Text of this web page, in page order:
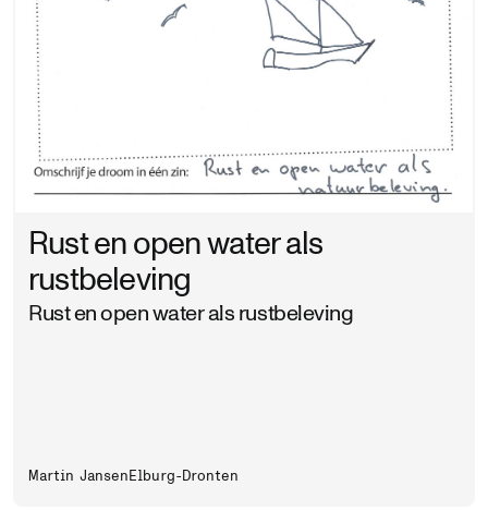
Rust en open water als
rustbeleving
Rust en open water als rustbeleving
Martin Jansen Elburg-Dronten